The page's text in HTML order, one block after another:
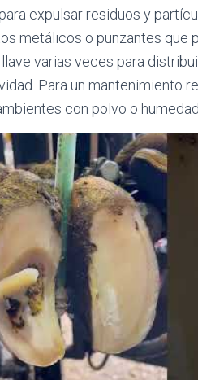
expulsar residuos y
metálicos o punzantes que
varias veces para
Para un mantenimiento
con polvo o